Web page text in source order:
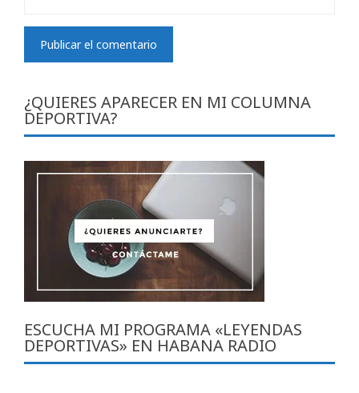
¿QUIERES APARECER EN MI COLUMNA
DEPORTIVA?
ESCUCHA MI PROGRAMA «LEYENDAS
DEPORTIVAS» EN HABANA RADIO